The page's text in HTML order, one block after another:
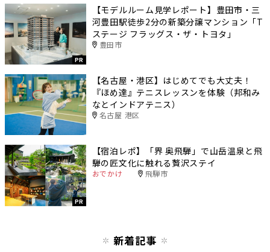
PR
【モデルルーム見学レポート】豊田市・三
河豊田駅徒歩2分の新築分譲マンション「T
ステージ フラッグス・ザ・トヨタ」
豊田市
【名古屋・港区】はじめてでも大丈夫！
『ほめ達』テニスレッスンを体験（邦和み
なとインドアテニス）
名古屋 港区
PR
【宿泊レポ】「界 奥飛騨」で山岳温泉と飛
騨の匠文化に触れる贅沢ステイ
おでかけ 飛騨市
新着記事